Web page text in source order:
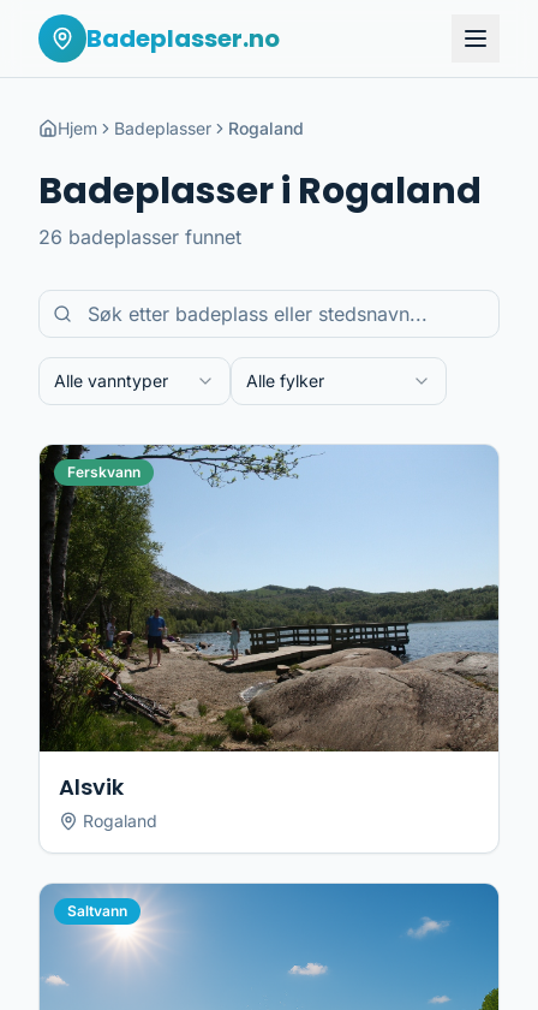
Badeplasser.no
Hjem Badeplasser Rogaland
Badeplasser i Rogaland
26 badeplasser funnet
Alle vanntyper Alle fylker
Ferskvann
Alsvik
Rogaland
Saltvann